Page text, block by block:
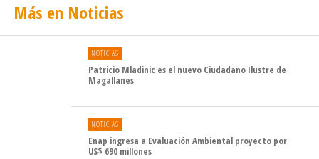
Más en Noticias
NOTICIAS
Patricio Mladinic es el nuevo Ciudadano Ilustre de
Magallanes
NOTICIAS
Enap ingresa a Evaluación Ambiental proyecto por
US$ 690 millones